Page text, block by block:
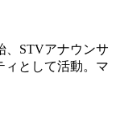
、STVアナウンサ
ィとして活動。マ